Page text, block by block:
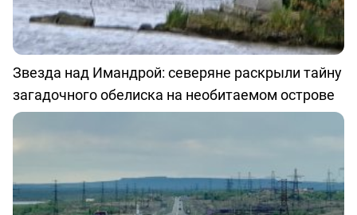
Звезда над Имандрой: северяне раскрыли тайну
загадочного обелиска на необитаемом острове